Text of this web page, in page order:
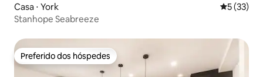
Casa ⋅ York 5 de uma
5 (33)
Stanhope Seabreeze
Preferido dos hóspedes
Preferido dos hóspedes